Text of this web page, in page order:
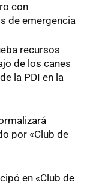
con
de emergencia
recursos
de los canes
la PDI en la
por «Club de
en «Club de